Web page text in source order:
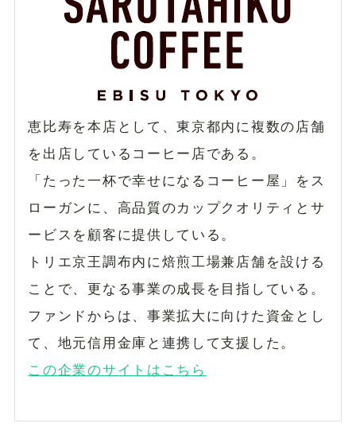
恵比寿を本店として、東京都内に複数の店舗
を出店しているコーヒー店である。
「たった一杯で幸せになるコーヒー屋」をス
ローガンに、高品質のカップクオリティとサ
ービスを顧客に提供している。
トリエ京王調布内に焙煎工場兼店舗を設ける
ことで、更なる事業の成長を目指している。
ファンドからは、事業拡大に向けた資金とし
て、地元信用金庫と連携して支援した。
この企業のサイトはこちら